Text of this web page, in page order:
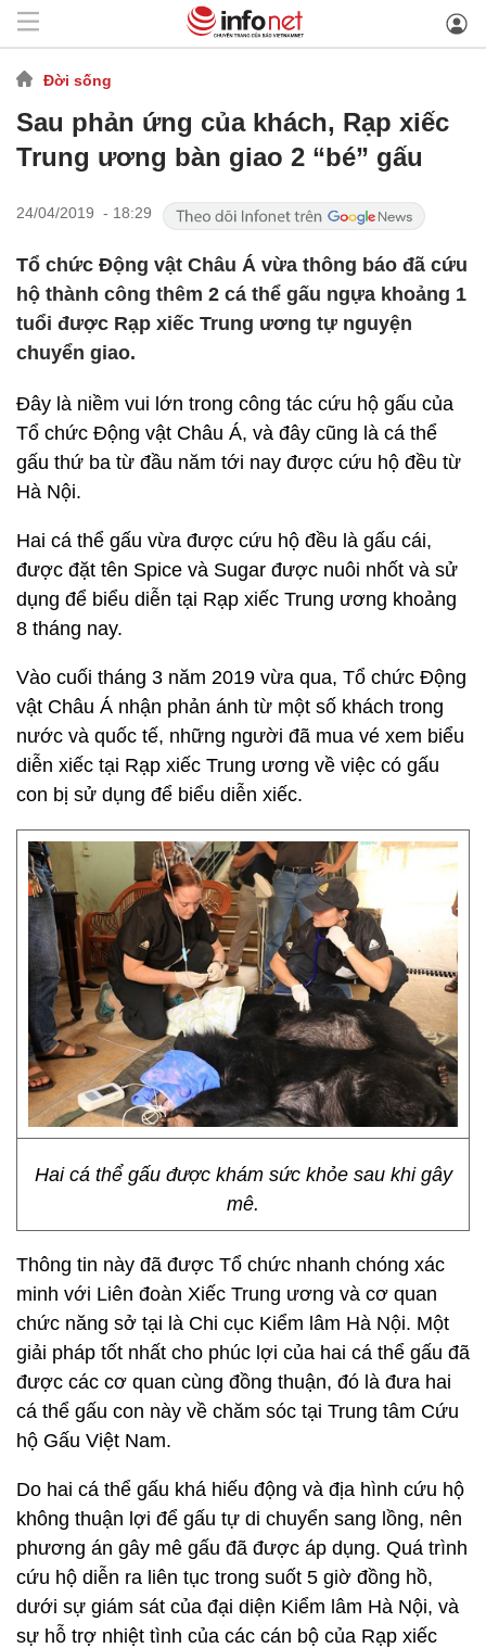
Đời sống
Sau phản ứng của khách, Rạp xiếc
Trung ương bàn giao 2 “bé” gấu
24/04/2019 - 18:29
Tổ chức Động vật Châu Á vừa thông báo đã cứu
hộ thành công thêm 2 cá thể gấu ngựa khoảng 1
tuổi được Rạp xiếc Trung ương tự nguyện
chuyển giao.
Đây là niềm vui lớn trong công tác cứu hộ gấu của
Tổ chức Động vật Châu Á, và đây cũng là cá thể
gấu thứ ba từ đầu năm tới nay được cứu hộ đều từ
Hà Nội.
Hai cá thể gấu vừa được cứu hộ đều là gấu cái,
được đặt tên Spice và Sugar được nuôi nhốt và sử
dụng để biểu diễn tại Rạp xiếc Trung ương khoảng
8 tháng nay.
Vào cuối tháng 3 năm 2019 vừa qua, Tổ chức Động
vật Châu Á nhận phản ánh từ một số khách trong
nước và quốc tế, những người đã mua vé xem biểu
diễn xiếc tại Rạp xiếc Trung ương về việc có gấu
con bị sử dụng để biểu diễn xiếc.
Hai cá thể gấu được khám sức khỏe sau khi gây
mê.
Thông tin này đã được Tổ chức nhanh chóng xác
minh với Liên đoàn Xiếc Trung ương và cơ quan
chức năng sở tại là Chi cục Kiểm lâm Hà Nội. Một
giải pháp tốt nhất cho phúc lợi của hai cá thể gấu đã
được các cơ quan cùng đồng thuận, đó là đưa hai
cá thể gấu con này về chăm sóc tại Trung tâm Cứu
hộ Gấu Việt Nam.
Do hai cá thể gấu khá hiếu động và địa hình cứu hộ
không thuận lợi để gấu tự di chuyển sang lồng, nên
phương án gây mê gấu đã được áp dụng. Quá trình
cứu hộ diễn ra liên tục trong suốt 5 giờ đồng hồ,
dưới sự giám sát của đại diện Kiểm lâm Hà Nội, và
sự hỗ trợ nhiệt tình của các cán bộ của Rạp xiếc